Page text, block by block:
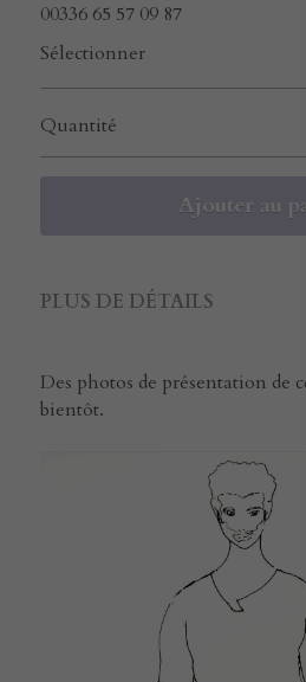
00336 65 57 09 87
Sélectionner
Quantité
Ajouter au
PLUS DE DÉTAILS
Des photos de présentation de
bientôt.